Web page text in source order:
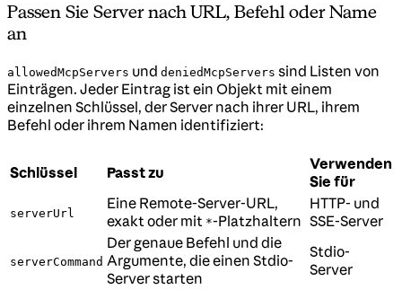
Passen Sie Server nach URL, Befehl oder Name
an
allowedMcpServers und deniedMcpServers sind Listen von
Einträgen. Jeder Eintrag ist ein Objekt mit einem
einzelnen Schlüssel, der Server nach ihrer URL, ihrem
Befehl oder ihrem Namen identifiziert:
Schlüssel Passt zu
Verwenden
Sie für
serverUrl
Eine Remote-Server-URL,
exakt oder mit *-Platzhaltern
HTTP- und
SSE-Server
serverCommand
Der genaue Befehl und die
Argumente, die einen Stdio-
Server starten
Stdio-
Server